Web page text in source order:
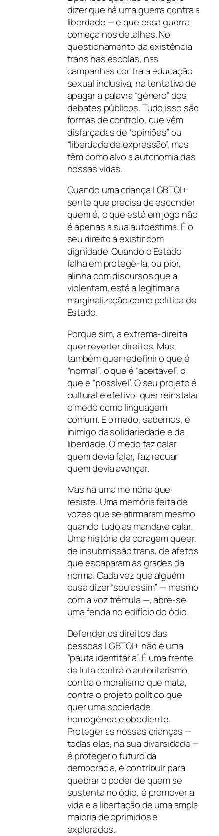
dizer que há uma guerra contra a
liberdade — e que essa guerra
começa nos detalhes. No
questionamento da existência
trans nas escolas, nas
campanhas contra a educação
sexual inclusiva, na tentativa de
apagar a palavra “género” dos
debates públicos. Tudo isso são
formas de controlo, que vêm
disfarçadas de “opiniões” ou
“liberdade de expressão”, mas
têm como alvo a autonomia das
nossas vidas.
Quando uma criança LGBTQI+
sente que precisa de esconder
quem é, o que está em jogo não
é apenas a sua autoestima. É o
seu direito a existir com
dignidade. Quando o Estado
falha em protegê-la, ou pior,
alinha com discursos que a
violentam, está a legitimar a
marginalização como política de
Estado.
Porque sim, a extrema-direita
quer reverter direitos. Mas
também quer redefinir o que é
“normal”, o que é “aceitável”, o
que é “possível”. O seu projeto é
cultural e efetivo: quer reinstalar
o medo como linguagem
comum. E o medo, sabemos, é
inimigo da solidariedade e da
liberdade. O medo faz calar
quem devia falar, faz recuar
quem devia avançar.
Mas há uma memória que
resiste. Uma memória feita de
vozes que se afirmaram mesmo
quando tudo as mandava calar.
Uma história de coragem queer,
de insubmissão trans, de afetos
que escaparam às grades da
norma. Cada vez que alguém
ousa dizer “sou assim” — mesmo
com a voz trémula —, abre-se
uma fenda no edifício do ódio.
Defender os direitos das
pessoas LGBTQI+ não é uma
“pauta identitária”. É uma frente
de luta contra o autoritarismo,
contra o moralismo que mata,
contra o projeto político que
quer uma sociedade
homogénea e obediente.
Proteger as nossas crianças —
todas elas, na sua diversidade —
é proteger o futuro da
democracia, é contribuir para
quebrar o poder de quem se
sustenta no ódio, é promover a
vida e a libertação de uma ampla
maioria de oprimidos e
explorados.